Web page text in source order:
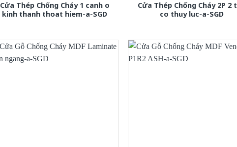
Cửa Thép Chống Cháy 1 canh o
kinh thanh thoat hiem-a-SGD
Cửa Thép Chống Cháy 2P 2
co thuy luc-a-SGD